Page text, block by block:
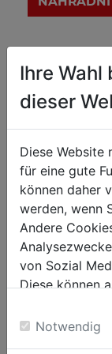
Údaje o
Obecné
Celkové
Délka
Ihre
dieser
Diese Website
für eine gute
können daher
werden, wenn
Andere
von Sozial
Diese können
Einwilligung zu
Notwendig